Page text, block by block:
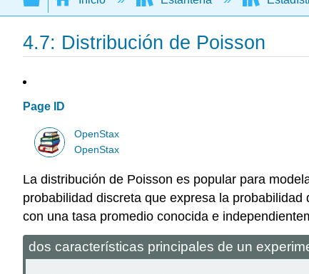
4.7: Distribución de Poisson
Page ID
OpenStax
OpenStax
La distribución de Poisson es popular para
probabilidad discreta que expresa la
con una tasa promedio conocida e
dos características principales de un